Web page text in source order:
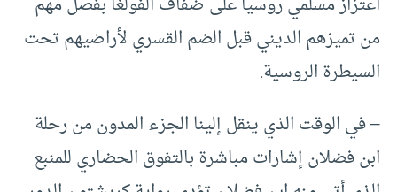
من تميزهم الديني قبل الضم القسري لأراضيهم تحت
السيطرة الروسية.
– في الوقت الذي ينقل إلينا الجزء المدون من رحلة
ابن فضلان إشارات مباشرة بالتفوق الحضاري للمنبع